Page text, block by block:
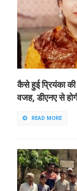
कैसे हुई प्रियंका की
वजह, डीएनए से
READ MORE